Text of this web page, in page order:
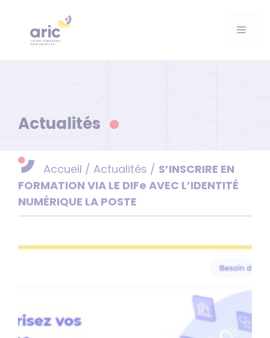
contenu
Menu
Actualités
Accueil / Actualités / S’INSCRIRE EN
FORMATION VIA LE DIFe AVEC L’IDENTITÉ
NUMÉRIQUE LA POSTE